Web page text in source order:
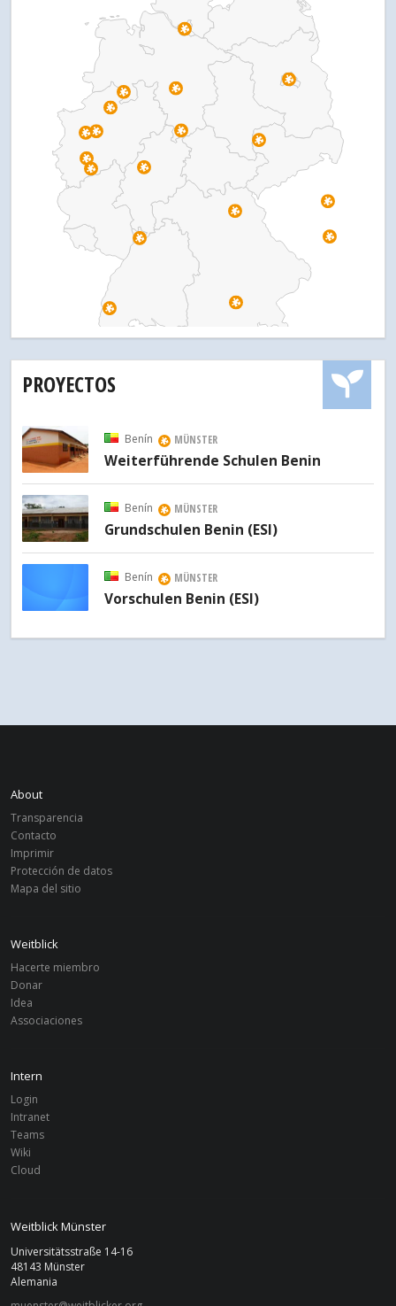
PROYECTOS
Benín MÜNSTER
Weiterführende Schulen Benin
Benín MÜNSTER
Grundschulen Benin (ESI)
Benín MÜNSTER
Vorschulen Benin (ESI)
About
Transparencia
Contacto
Imprimir
Protección de datos
Mapa del sitio
Weitblick
Hacerte miembro
Donar
Idea
Associaciones
Intern
Login
Intranet
Teams
Wiki
Cloud
Weitblick Münster
Universitätsstraße 14-16
48143 Münster
Alemania